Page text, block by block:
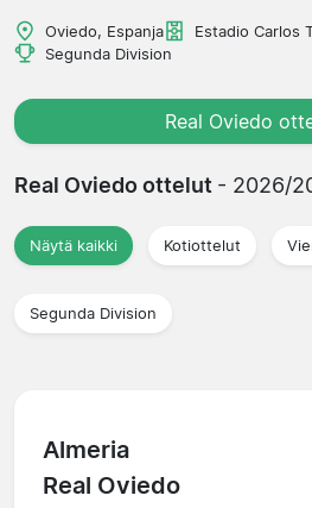
Oviedo, Espanja
Estadio Carlos
Segunda Division
Real Oviedo
Real Oviedo ottelut - 2026/
Näytä kaikki Kotiottelut
Segunda Division
Almeria
Real Oviedo